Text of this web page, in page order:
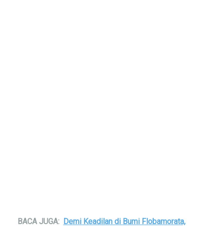
BACA JUGA: Demi Keadilan di Bumi Flobamorata,